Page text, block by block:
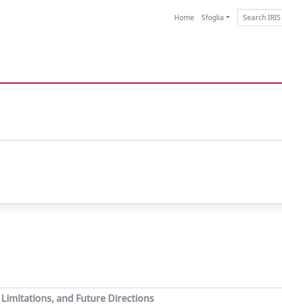
Home Sfoglia
and Future Directions